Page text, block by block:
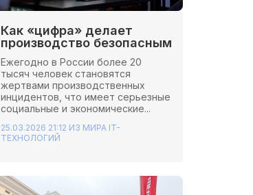
Как «цифра» делает
производство безопасным
Ежегодно в России более 20
тысяч человек становятся
жертвами производственных
инцидентов, что имеет серьезные
социальные и экономические...
25.03.2026 21:12 ИЗ МИРА IT-
ТЕХНОЛОГИЙ